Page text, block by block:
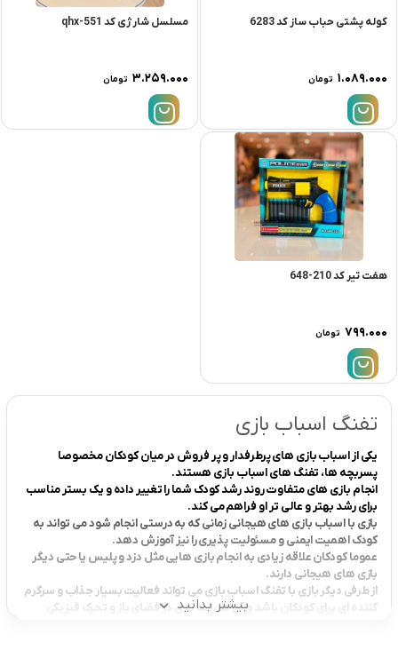
کوله پشتی حباب ساز کد 6283
۱.۰۸۹.۰۰۰ تومان
مسلسل شارژی کد qhx-551
۳.۲۵۹.۰۰۰ تومان
هفت تیر کد 210-648
۷۹۹.۰۰۰ تومان
تفنگ اسباب بازی
یکی از اسباب بازی های پرطرفدار و پر فروش در میان کودکان مخصوصا
پسربچه ها، تفنگ های اسباب بازی هستند.
انجام بازی های متفاوت روند رشد کودک شما را تغییر داده و یک بستر مناسب
برای رشد بهتر و عالی تر او فراهم می کند.
بازی با اسباب بازی های هیجانی زمانی که به درستی انجام شود می تواند به
کودک اهمیت ایمنی و مسئولیت پذیری را نیز آموزش دهد.
عموما کودکان علاقه زیادی به انجام بازی هایی مثل دزد و پلیس یا حتی دیگر
بازی های هیجانی دارند.
از طرفی دیگر بازی با تفنگ اسباب بازی می تواند فعالیت بسیار جذاب و سرگرم
کننده ای برای کودکان باشد و آن ها را به بازی در فضای باز و تحرک فیزیکی
بیشتر بدانید